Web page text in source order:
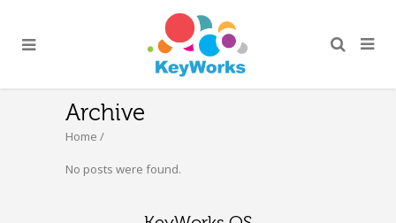
Archive
Home /
No posts were found.